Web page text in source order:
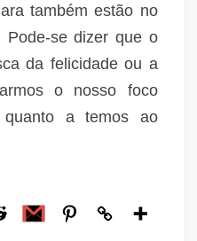
também estão no
Pode-se dizer que o
da felicidade ou a
o nosso foco
quanto a temos ao